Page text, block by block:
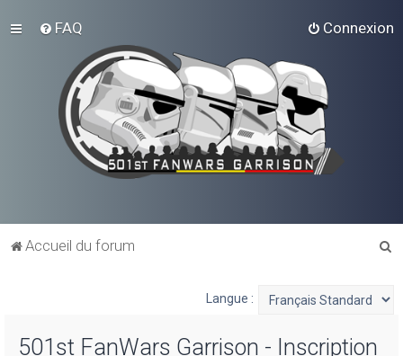
FAQ Connexion
Accueil du forum
Langue :
501st FanWars Garrison - Inscription